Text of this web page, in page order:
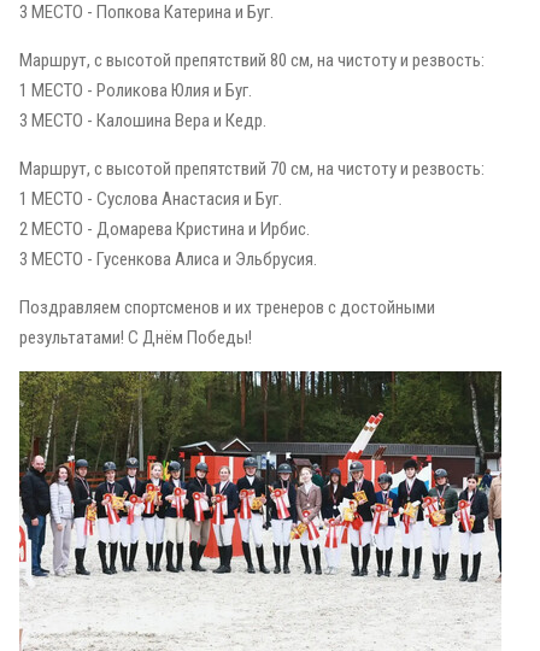
3 МЕСТО - Попкова Катерина и Буг.
Маршрут, с высотой препятствий 80 см, на чистоту и резвость:
1 МЕСТО - Роликова Юлия и Буг.
3 МЕСТО - Калошина Вера и Кедр.
Маршрут, с высотой препятствий 70 см, на чистоту и резвость:
1 МЕСТО - Суслова Анастасия и Буг.
2 МЕСТО - Домарева Кристина и Ирбис.
3 МЕСТО - Гусенкова Алиса и Эльбрусия.
Поздравляем спортсменов и их тренеров с достойными
результатами! С Днём Победы!